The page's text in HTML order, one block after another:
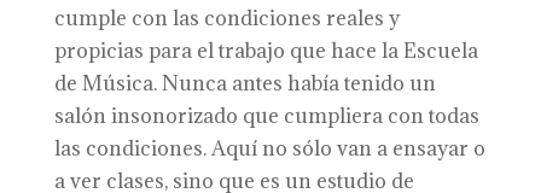
cumple con las condiciones reales y
propicias para el trabajo que hace la Escuela
de Música. Nunca antes había tenido un
salón insonorizado que cumpliera con todas
las condiciones. Aquí no sólo van a ensayar o
a ver clases, sino que es un estudio de